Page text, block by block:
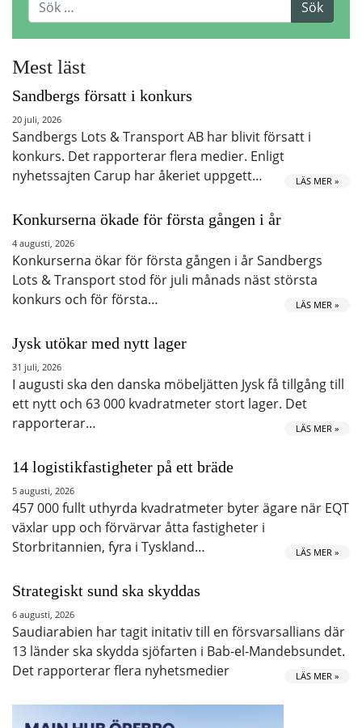
Mest läst
Sandbergs försatt i konkurs
20 juli, 2026
Sandbergs Lots & Transport AB har blivit försatt i
konkurs. Det rapporterar flera medier. Enligt
nyhetssajten Carup har åkeriet uppgett…
LÄS MER »
Konkurserna ökade för första gången i år
4 augusti, 2026
Konkurserna ökar för första gången i år Sandbergs
Lots & Transport stod för juli månads näst största
konkurs och för första…
LÄS MER »
Jysk utökar med nytt lager
31 juli, 2026
I augusti ska den danska möbeljätten Jysk få tillgång till
ett nytt och 63 000 kvadratmeter stort lager. Det
rapporterar…
LÄS MER »
14 logistikfastigheter på ett bräde
5 augusti, 2026
457 000 fullt uthyrda kvadratmeter byter ägare när EQT
växlar upp och förvärvar åtta fastigheter i
Storbritannien, fyra i Tyskland…
LÄS MER »
Strategiskt sund ska skyddas
6 augusti, 2026
Saudiarabien har tagit initativ till en försvarsallians där
13 länder ska skydda sjöfarten i Bab-el-Mandebsundet.
Det rapporterar flera nyhetsmedier
LÄS MER »